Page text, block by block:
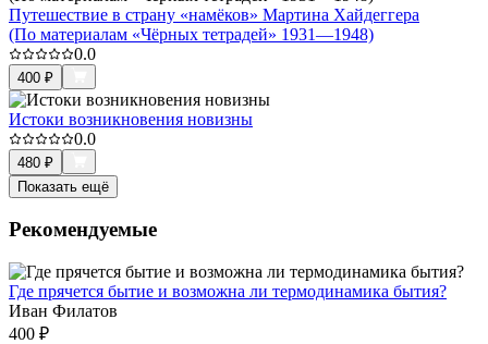
Путешествие в страну «намёков» Мартина Хайдеггера
(По материалам «Чёрных тетрадей» 1931—1948)
0.0
400 ₽
Истоки возникновения новизны
0.0
480 ₽
Показать ещё
Рекомендуемые
Где прячется бытие и возможна ли термодинамика бытия?
Иван Филатов
400 ₽